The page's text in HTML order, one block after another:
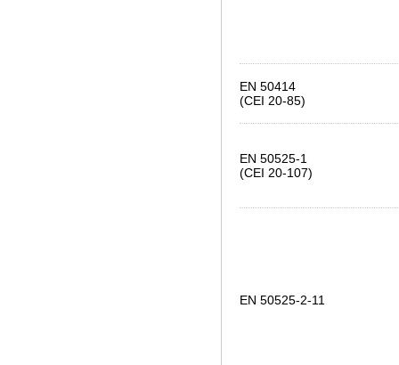
EN 50414
(CEI 20-85)
EN 50525-1
(CEI 20-107)
EN 50525-2-11